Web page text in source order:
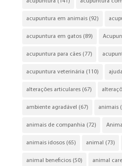
acupuntura em animais(92)
acupuntura em gatos(89)
acupuntura para cães(77)
acupuntura veterinária (110)
alterações articulares(67)
ambiente agradável (67) animais
animais de companhia (72)
animais idosos(65) animal (73)
animal beneficios(50) animal care